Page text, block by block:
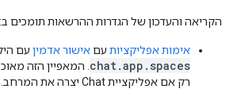
הקריאה והעדכון של הגדרות ההרשאות תומכים ב:
אימות אפליקציות עם אישור אדמין עם
chat.app.spaces . המאפיין הזה
רק אם אפליקציית Chat יצרה את המרחב.